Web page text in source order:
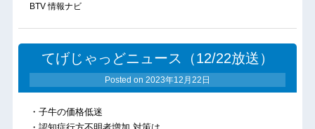
BTV 情報ナビ
てげじゃっどニュース（12/22放送）
Posted on 2023年12月22日
・子牛の価格低迷